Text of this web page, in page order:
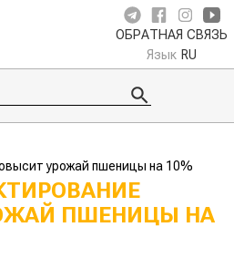
ОБРАТНАЯ СВЯЗЬ
Язык RU
урожай пшеницы на 10%
ПШЕНИЦЫ НА